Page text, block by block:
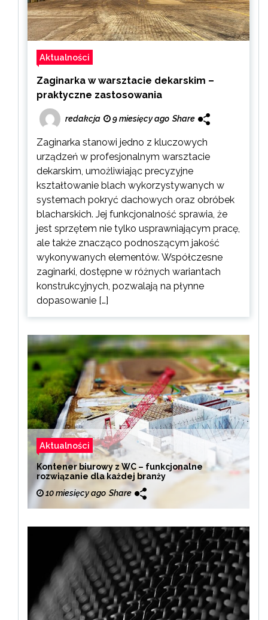
Aktualności
Zaginarka w warsztacie dekarskim –
praktyczne zastosowania
redakcja 9 miesięcy ago Share
Zaginarka stanowi jedno z kluczowych
urządzeń w profesjonalnym warsztacie
dekarskim, umożliwiając precyzyjne
kształtowanie blach wykorzystywanych w
systemach pokryć dachowych oraz obróbek
blacharskich. Jej funkcjonalność sprawia, że
jest sprzętem nie tylko usprawniającym pracę,
ale także znacząco podnoszącym jakość
wykonywanych elementów. Współczesne
zaginarki, dostępne w różnych wariantach
konstrukcyjnych, pozwalają na płynne
dopasowanie […]
Aktualności
Kontener biurowy z WC – funkcjonalne
rozwiązanie dla każdej branży
10 miesięcy ago Share